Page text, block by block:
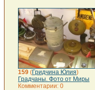
159 (Гридчина Юлия)
Градчаны. Фото от Миры
Комментарии: 0